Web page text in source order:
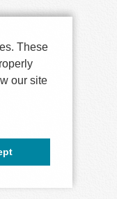
These
our site